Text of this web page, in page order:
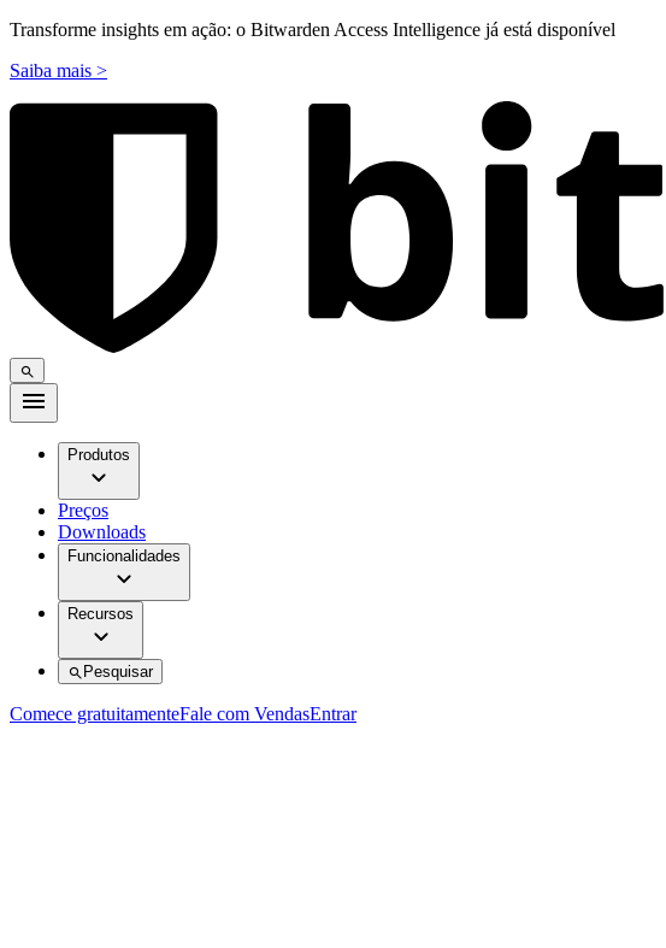
Transforme insights em ação: o Bitwarden Access Intelligence já está disponível
Saiba mais >
Produtos
Preços
Downloads
Funcionalidades
Recursos
Pesquisar
Comece gratuitamenteFale com VendasEntrar